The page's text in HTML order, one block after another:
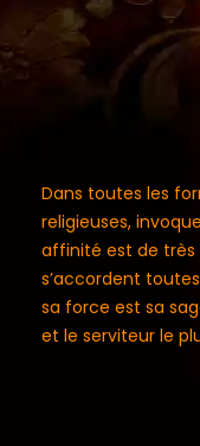
Dans toutes les
religieuses,
affinité est de très
s’accordent
sa force est sa
et le serviteur le